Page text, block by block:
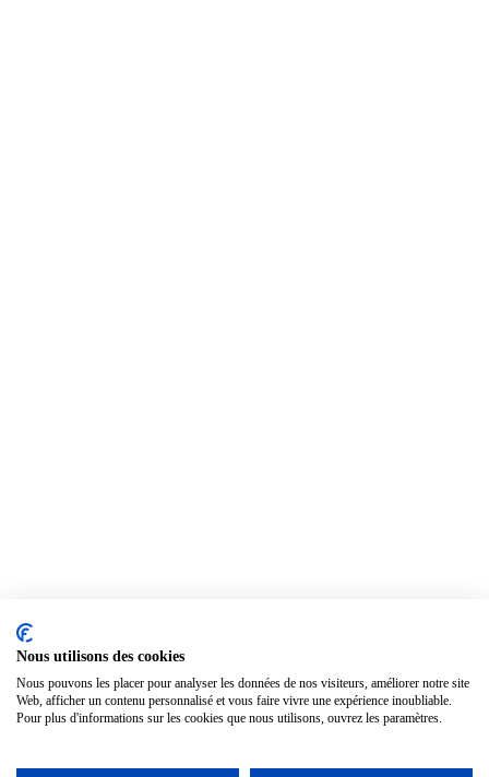
Nous utilisons des cookies
Nous pouvons les placer pour analyser les données de nos visiteurs, améliorer notre site
Web, afficher un contenu personnalisé et vous faire vivre une expérience inoubliable.
Pour plus d'informations sur les cookies que nous utilisons, ouvrez les paramètres.